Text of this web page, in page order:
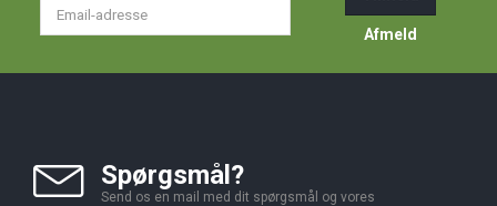
Afmeld
Spørgsmål?
Send os en mail med dit spørgsmål og vores